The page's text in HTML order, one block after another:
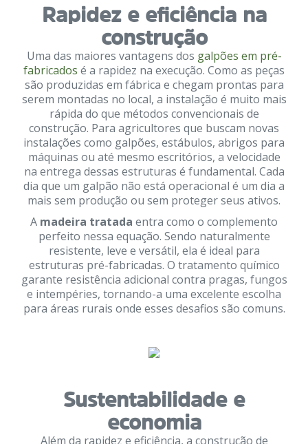
Rapidez e eficiência na
construção
Uma das maiores vantagens dos galpões em pré-
fabricados é a rapidez na execução. Como as peças
são produzidas em fábrica e chegam prontas para
serem montadas no local, a instalação é muito mais
rápida do que métodos convencionais de
construção. Para agricultores que buscam novas
instalações como galpões, estábulos, abrigos para
máquinas ou até mesmo escritórios, a velocidade
na entrega dessas estruturas é fundamental. Cada
dia que um galpão não está operacional é um dia a
mais sem produção ou sem proteger seus ativos.
A madeira tratada entra como o complemento
perfeito nessa equação. Sendo naturalmente
resistente, leve e versátil, ela é ideal para
estruturas pré-fabricadas. O tratamento químico
garante resistência adicional contra pragas, fungos
e intempéries, tornando-a uma excelente escolha
para áreas rurais onde esses desafios são comuns.
Sustentabilidade e
economia
Além da rapidez e eficiência, a construção de